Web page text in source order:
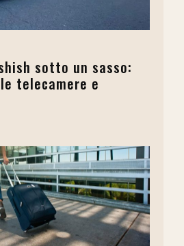
sotto un sasso:
telecamere e